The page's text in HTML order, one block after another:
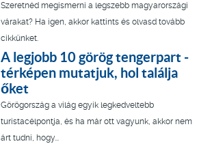
Szeretnéd megismerni a legszebb magyarországi
várakat? Ha igen, akkor kattints és olvasd tovább
cikkünket.
A legjobb 10 görög tengerpart -
térképen mutatjuk, hol találja
őket
Görögország a világ egyik legkedveltebb
turistacélpontja, és ha már ott vagyunk, akkor nem
árt tudni, hogy...